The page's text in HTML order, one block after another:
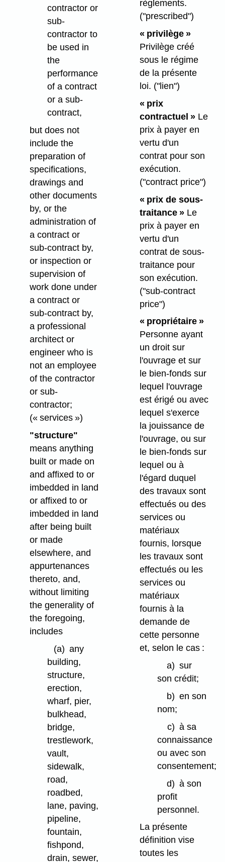
contractor or
sub-
contractor to
be used in
the
performance
of a contract
or a sub-
contract,
but does not
include the
preparation of
specifications,
drawings and
other documents
by, or the
administration of
a contract or
sub-contract by,
or inspection or
supervision of
work done under
a contract or
sub-contract by,
a professional
architect or
engineer who is
not an employee
of the contractor
or sub-
contractor;
(« services »)
"structure"
means anything
built or made on
and affixed to or
imbedded in land
or affixed to or
imbedded in land
after being built
or made
elsewhere, and
appurtenances
thereto, and,
without limiting
the generality of
the foregoing,
includes
(a) any
building,
structure,
erection,
wharf, pier,
bulkhead,
bridge,
trestlework,
vault,
sidewalk,
road,
roadbed,
lane, paving,
pipeline,
fountain,
fishpond,
drain, sewer,
règlements.
("prescribed")
« privilège »
Privilège créé
sous le régime
de la présente
loi. ("lien")
« prix
contractuel »Le
prix à payer en
vertu d'un
contrat pour son
exécution.
("contract price")
« prix de sous-
traitance »Le
prix à payer en
vertu d'un
contrat de sous-
traitance pour
son exécution.
("sub-contract
price")
« propriétaire »
Personne ayant
un droit sur
l'ouvrage et sur
le bien-fonds sur
lequel l'ouvrage
est érigé ou avec
lequel s'exerce
la jouissance de
l'ouvrage, ou sur
le bien-fonds sur
lequel ou à
l'égard duquel
des travaux sont
effectués ou des
services ou
matériaux
fournis, lorsque
les travaux sont
effectués ou les
services ou
matériaux
fournis à la
demande de
cette personne
et, selon le cas :
a) sur
son crédit;
b) en son
nom;
c) à sa
connaissance
ou avec son
consentement;
d) à son
profit
personnel.
La présente
définition vise
toutes les